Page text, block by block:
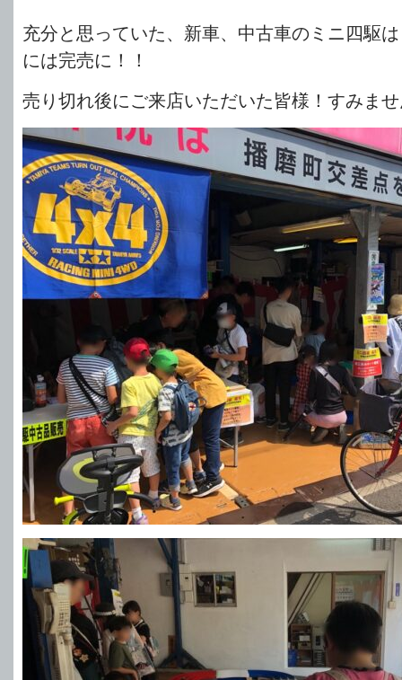
充分と思っていた、新車、中古車のミニ四駆
には完売に！！
売り切れ後にご来店いただいた皆様！すみま